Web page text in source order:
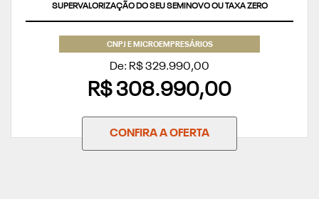
SUPERVALORIZAÇÃO DO SEU SEMINOVO OU TAXA ZERO
CNPJ E MICROEMPRESÁRIOS
De: R$ 329.990,00
R$ 308.990,00
CONFIRA A OFERTA